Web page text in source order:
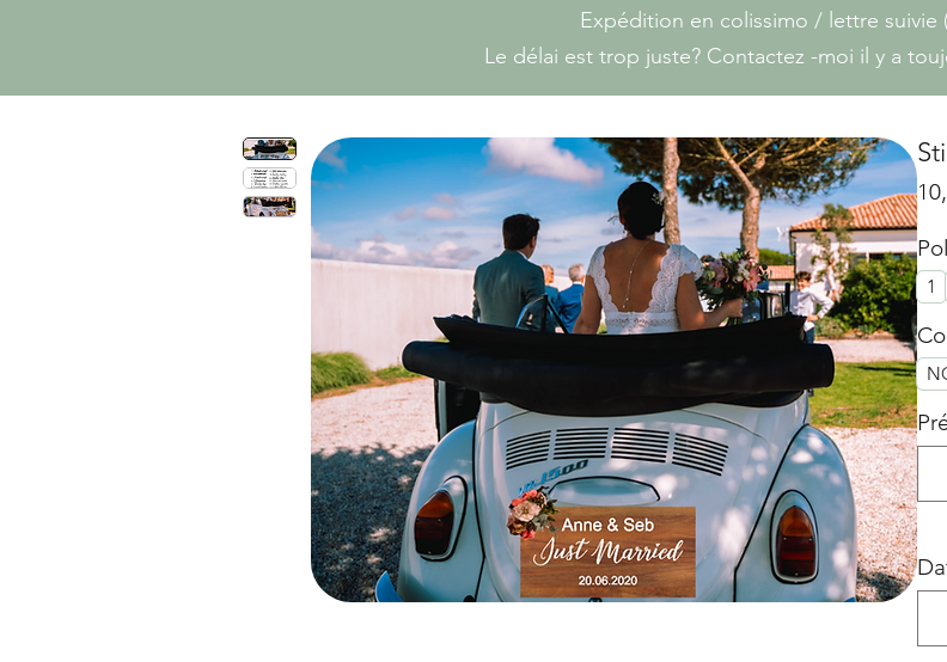
Expédition en colissimo / lettre suivie
Le délai est trop juste? Contactez -moi il y a
1